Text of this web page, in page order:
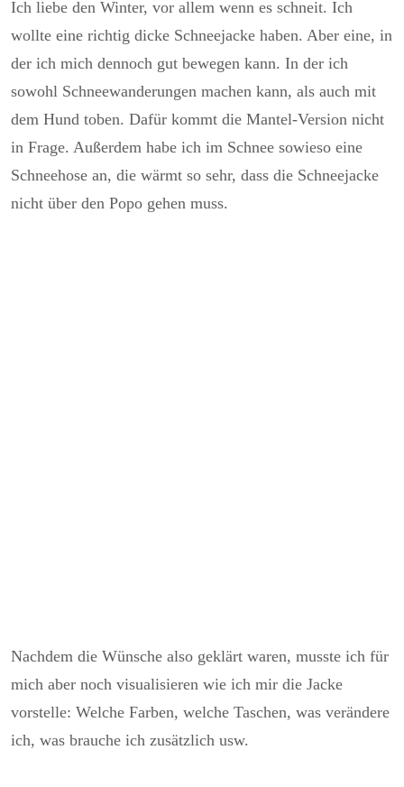
Ich liebe den Winter, vor allem wenn es schneit. Ich
wollte eine richtig dicke Schneejacke haben. Aber eine, in
der ich mich dennoch gut bewegen kann. In der ich
sowohl Schneewanderungen machen kann, als auch mit
dem Hund toben. Dafür kommt die Mantel-Version nicht
in Frage. Außerdem habe ich im Schnee sowieso eine
Schneehose an, die wärmt so sehr, dass die Schneejacke
nicht über den Popo gehen muss.
Nachdem die Wünsche also geklärt waren, musste ich für
mich aber noch visualisieren wie ich mir die Jacke
vorstelle: Welche Farben, welche Taschen, was verändere
ich, was brauche ich zusätzlich usw.